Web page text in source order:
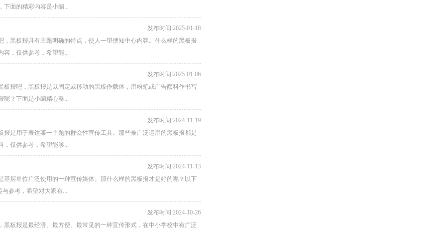
下面的精彩内容是小编...
发布时间:2025-01-18
黑板报具有主题明确的特点，使人一望便知中心内容。什么样的黑板报
容，仅供参考，希望能...
发布时间:2025-01-06
报吧，黑板报是以固定或移动的黑板作载体，用粉笔或广告颜料作书写
呢？下面是小编精心整...
发布时间:2024-11-19
是用于表达某一主题的群众性宣传工具。那些被广泛运用的黑板报都是
，仅供参考，希望能够...
发布时间:2024-11-13
层单位广泛使用的一种宣传媒体。那什么样的黑板报才是好的呢？以下
参考，希望对大家有...
发布时间:2024-10-26
板报是最经济、最方便、最常见的一种宣传形式，在中小学校中有广泛